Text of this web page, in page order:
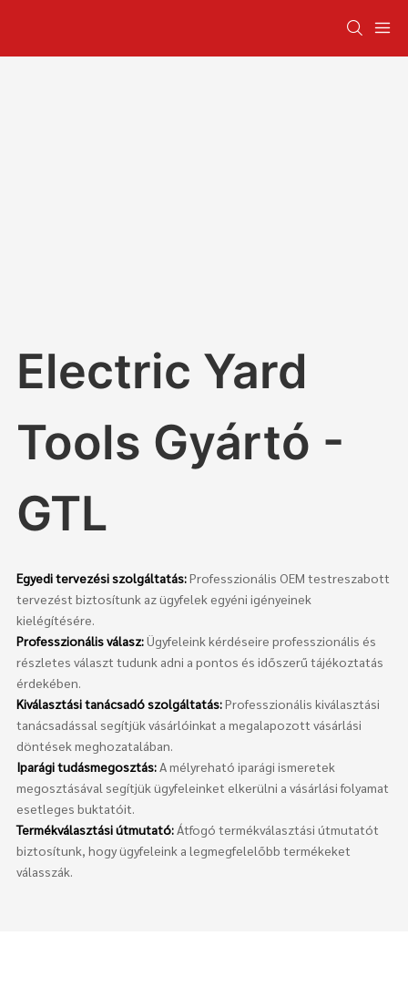
Electric Yard
Tools Gyártó -
GTL
Egyedi tervezési szolgáltatás:Professzionális OEM testreszabott
tervezést biztosítunk az ügyfelek egyéni igényeinek
kielégítésére.
Professzionális válasz:Ügyfeleink kérdéseire professzionális és
részletes választ tudunk adni a pontos és időszerű tájékoztatás
érdekében.
Kiválasztási tanácsadó szolgáltatás:Professzionális kiválasztási
tanácsadással segítjük vásárlóinkat a megalapozott vásárlási
döntések meghozatalában.
Iparági tudásmegosztás:A mélyreható iparági ismeretek
megosztásával segítjük ügyfeleinket elkerülni a vásárlási folyamat
esetleges buktatóit.
Termékválasztási útmutató:Átfogó termékválasztási útmutatót
biztosítunk, hogy ügyfeleink a legmegfelelőbb termékeket
válasszák.